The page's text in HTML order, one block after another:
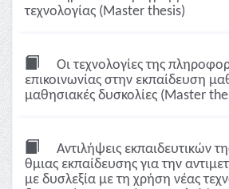
τεχνολογίας (Master thesis)
Οι τεχνολογίες της
επικοινωνίας στην εκπαίδευση
μαθησιακές δυσκολίες (Master
Αντιλήψεις εκπαιδευτικών
θμιας εκπαίδευσης για την
με δυσλεξία με τη χρήση νέας